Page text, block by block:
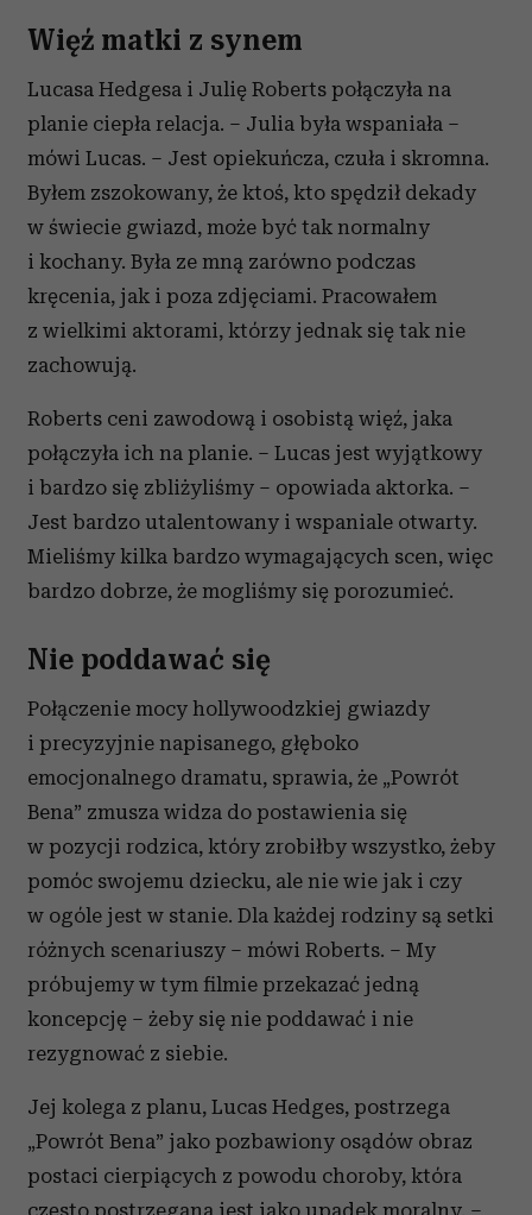
Więź matki z synem
Lucasa Hedgesa i Julię Roberts połączyła na
planie ciepła relacja. – Julia była wspaniała –
mówi Lucas. – Jest opiekuńcza, czuła i skromna.
Byłem zszokowany, że ktoś, kto spędził dekady
w świecie gwiazd, może być tak normalny
i kochany. Była ze mną zarówno podczas
kręcenia, jak i poza zdjęciami. Pracowałem
z wielkimi aktorami, którzy jednak się tak nie
zachowują.
Roberts ceni zawodową i osobistą więź, jaka
połączyła ich na planie. – Lucas jest wyjątkowy
i bardzo się zbliżyliśmy – opowiada aktorka. –
Jest bardzo utalentowany i wspaniale otwarty.
Mieliśmy kilka bardzo wymagających scen, więc
bardzo dobrze, że mogliśmy się porozumieć.
Nie poddawać się
Połączenie mocy hollywoodzkiej gwiazdy
i precyzyjnie napisanego, głęboko
emocjonalnego dramatu, sprawia, że „Powrót
Bena” zmusza widza do postawienia się
w pozycji rodzica, który zrobiłby wszystko, żeby
pomóc swojemu dziecku, ale nie wie jak i czy
w ogóle jest w stanie. Dla każdej rodziny są setki
różnych scenariuszy – mówi Roberts. – My
próbujemy w tym filmie przekazać jedną
koncepcję – żeby się nie poddawać i nie
rezygnować z siebie.
Jej kolega z planu, Lucas Hedges, postrzega
„Powrót Bena” jako pozbawiony osądów obraz
postaci cierpiących z powodu choroby, która
często postrzegana jest jako upadek moralny. –